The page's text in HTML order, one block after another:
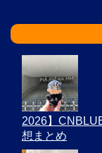
2026】
想まとめ